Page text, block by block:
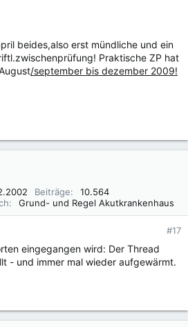
beides,also erst mündliche und ein
Praktische ZP hat
/september bis dezember 2009!
Beiträge
10.564
Grund- und Regel Akutkrankenhaus
#17
eingegangen wird: Der Thread
- und immer mal wieder aufgewärmt.